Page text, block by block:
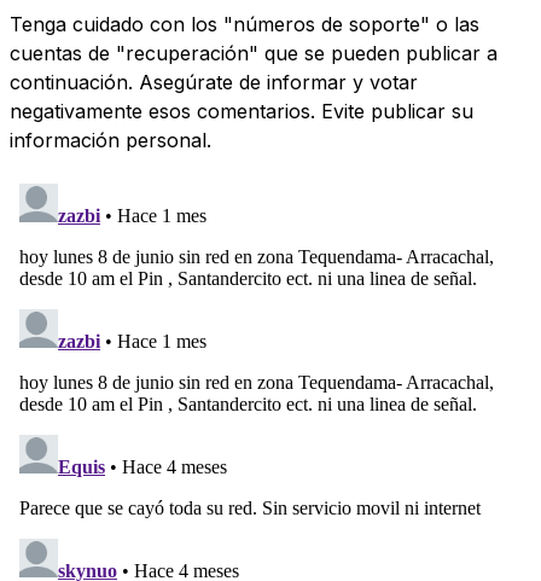
Tenga cuidado con los "números de soporte" o las
cuentas de "recuperación" que se pueden publicar a
continuación. Asegúrate de informar y votar
negativamente esos comentarios. Evite publicar su
información personal.